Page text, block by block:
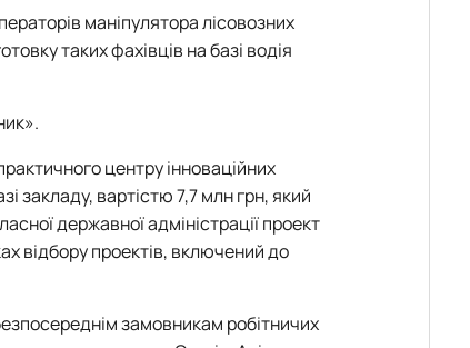
маніпулятора лісовозних
таких фахівців на базі водія
центру інноваційних
закладу, вартістю 7,7 млн грн, який
державної адміністрації проект
відбору проектів, включений до
замовникам робітничих